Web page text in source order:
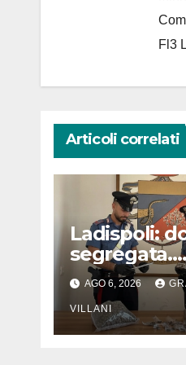
Fl3
Articoli correlati
Ladispoli:
segregata.
Operazione
dell’Arma
AGO 6, 2026
VILLANI